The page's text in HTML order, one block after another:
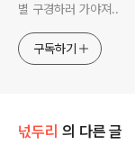
별 구경하러 가야져..
구독하기
넋두리 의 다른 글